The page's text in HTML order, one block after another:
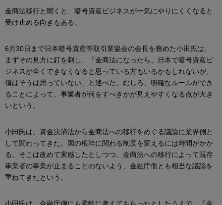
金商法移行と聞くと、暗号資産ビジネスが一気にやりにくくなると
受け止める向きもある。
6月30日まで日本暗号資産等取引業協会の会長を務めた小田氏は、
まずその見方に釘を刺し、「金商法になったら、日本で暗号資産ビ
ジネスが全くできなくなると思っている方もいるかもしれないが、
僕はそうは思っていない」と述べた。むしろ、明確なルールができ
ることによって、事業者が何をすべきかが見えやすくなる点が大き
いという。
小田氏は、資金決済法から金商法への移行をめぐる議論に業界側と
して関わってきた。国の根幹に関わる制度を変えるには時間がかか
る。そこは改めて実感したとしつつ、金商法への移行によって既存
事業者の事業が止まることのないよう、金融庁側とも相当な議論を
重ねてきたという。
小田氏は、金融庁側にも柔軟に考えてもらったとしたうえで、「金